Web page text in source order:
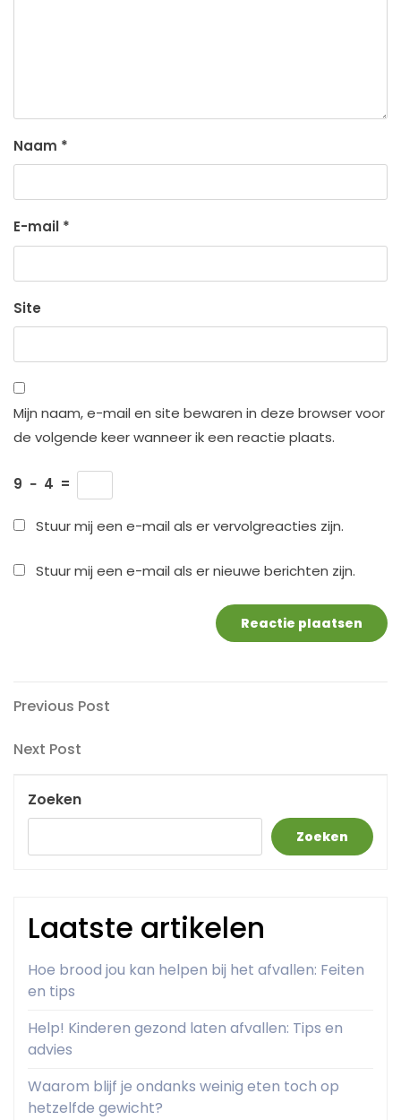
Naam *
E-mail *
Site
Mijn naam, e-mail en site bewaren in deze browser voor
de volgende keer wanneer ik een reactie plaats.
9 − 4 =
Stuur mij een e-mail als er vervolgreacties zijn.
Stuur mij een e-mail als er nieuwe berichten zijn.
Berichtnavigatie
Previous
Previous Post
Next
Next Post
Zoeken
Zoeken
Laatste artikelen
Hoe brood jou kan helpen bij het afvallen: Feiten
en tips
Help! Kinderen gezond laten afvallen: Tips en
advies
Waarom blijf je ondanks weinig eten toch op
hetzelfde gewicht?